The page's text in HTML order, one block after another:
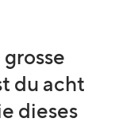
du acht
dieses